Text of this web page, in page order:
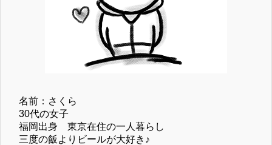
名前：さくら
30代の女子
福岡出身 東京在住の一人暮らし
三度の飯よりビールが大好き♪